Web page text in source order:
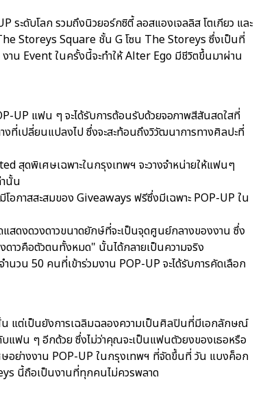
ระดับโลก รวมถึงนิวยอร์กซิตี้ ลอสแองเจลลิส โตเกียว และ
Storeys Square ชั้น G โซน The Storeys ซึ่งเป็นที่
าน Event ในครั้งนี้จะทำให้ Alter Ego มีชีวิตขึ้นมาผ่าน
UP แฟน ๆ จะได้รับการต้อนรับด้วยจอภาพสีสันสดใสที่
ที่เปลี่ยนแปลงไป ซึ่งจะสะท้อนถึงวิวัฒนาการทางศิลปะที่
สุดพิเศษเฉพาะในกรุงเทพฯ จะวางจำหน่ายให้แฟนๆ
นั้น
โอกาสสะสมของ Giveaways ฟรีซึ่งมีเฉพาะ POP-UP ใน
แสดงดวงดาวขนาดยักษ์ที่จะเป็นจุดศูนย์กลางของงาน ซึ่ง
ดาวคือตัวตนทั้งหมด" นั้นได้กลายเป็นความจริง
นวน 50 คนที่เข้าร่วมงาน POP-UP จะได้รับการคัดเลือก
น แต่เป็นยังการเฉลิมฉลองความเป็นศิลปินที่มีเอกลักษณ์
แฟน ๆ อีกด้วย ซึ่งไม่ว่าคุณจะเป็นแฟนตัวยงของเธอหรือ
อย่างงาน POP-UP ในกรุงเทพฯ ที่จัดขึ้นที่ วัน แบงค็อก
นี้ถือเป็นงานที่ทุกคนไม่ควรพลาด